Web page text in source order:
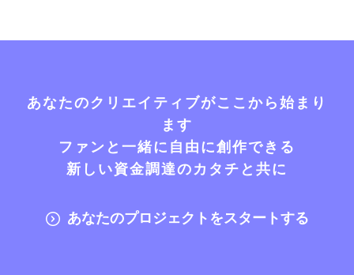
あなたのクリエイティブがここから始まり
ます
ファンと一緒に自由に創作できる
新しい資金調達のカタチと共に
あなたのプロジェクトをスタートする